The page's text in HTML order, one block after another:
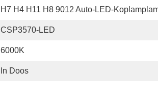
H7 H4 H11 H8 9012 Auto-LED-
CSP3570-LED
6000K
In Doos